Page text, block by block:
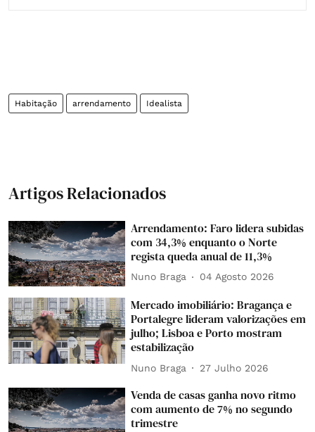
Habitação arrendamento Idealista
Artigos Relacionados
Arrendamento: Faro lidera subidas
com 34,3% enquanto o Norte
regista queda anual de 11,3%
Nuno Braga 04 Agosto 2026
Mercado imobiliário: Bragança e
Portalegre lideram valorizações em
julho; Lisboa e Porto mostram
estabilização
Nuno Braga 27 Julho 2026
Venda de casas ganha novo ritmo
com aumento de 7% no segundo
trimestre